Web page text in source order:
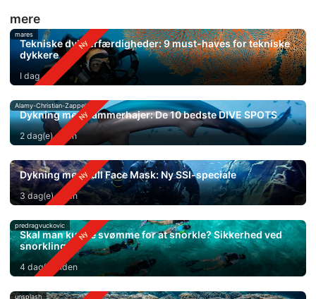
mere
mares
Tekniske dykkerfærdigheder: 9 must-haves for tekniske
dykkere
I dag
Alamy-Christian-Zappel
Dykning med hammerhajer: De 10 bedste DIVE SPOTS
2 dag(e) siden
Dykning med Full Face Mask: Ny SSI-speciale
3 dag(e) siden
predragvuckovic
Skal man kunne svømme for at snorkle? Sikkerhed ved
snorkling
4 dag(e) siden
unsplash